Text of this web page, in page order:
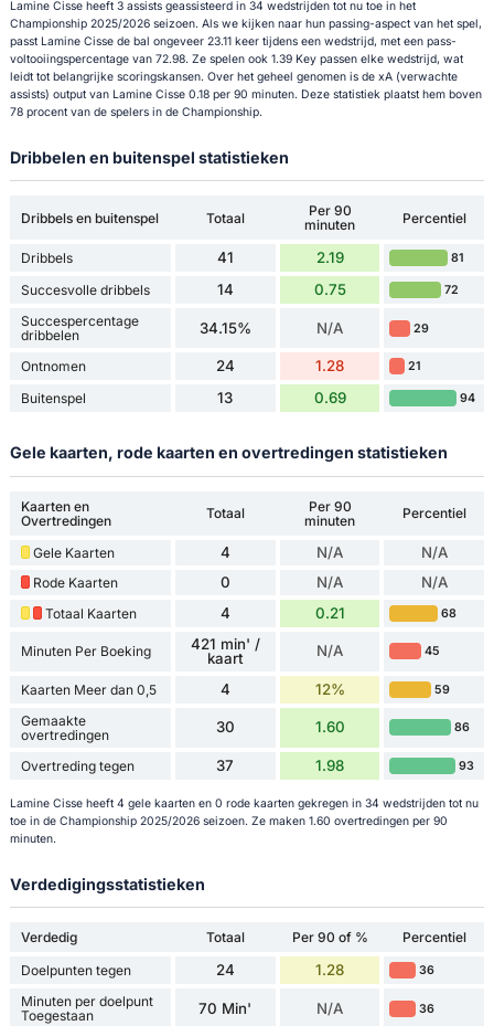
Lamine Cisse heeft 3 assists geassisteerd in 34 wedstrijden tot nu toe in het
Championship 2025/2026 seizoen. Als we kijken naar hun passing-aspect van het spel,
passt Lamine Cisse de bal ongeveer 23.11 keer tijdens een wedstrijd, met een pass-
voltooiingspercentage van 72.98. Ze spelen ook 1.39 Key passen elke wedstrijd, wat
leidt tot belangrijke scoringskansen. Over het geheel genomen is de xA (verwachte
assists) output van Lamine Cisse 0.18 per 90 minuten. Deze statistiek plaatst hem boven
78 procent van de spelers in de Championship.
Dribbelen en buitenspel statistieken
Dribbels en buitenspel Totaal
Per 90
minuten
Percentiel
Dribbels 41 2.19 81
Succesvolle dribbels 14 0.75 72
Succespercentage
dribbelen
34.15% N/A 29
Ontnomen 24 1.28 21
Buitenspel 13 0.69 94
Gele kaarten, rode kaarten en overtredingen statistieken
Kaarten en
Overtredingen
Totaal
Per 90
minuten
Percentiel
Gele Kaarten 4 N/A N/A
Rode Kaarten 0 N/A N/A
Totaal Kaarten 4 0.21 68
Minuten Per Boeking
421 min' /
kaart
N/A 45
Kaarten Meer dan 0,5 4 12% 59
Gemaakte
overtredingen
30 1.60 86
Overtreding tegen 37 1.98 93
Lamine Cisse heeft 4 gele kaarten en 0 rode kaarten gekregen in 34 wedstrijden tot nu
toe in de Championship 2025/2026 seizoen. Ze maken 1.60 overtredingen per 90
minuten.
Verdedigingsstatistieken
Verdedig Totaal Per 90 of %
Percentiel
Doelpunten tegen
24 1.28 36
Minuten per doelpunt
Toegestaan
70 Min' N/A 36